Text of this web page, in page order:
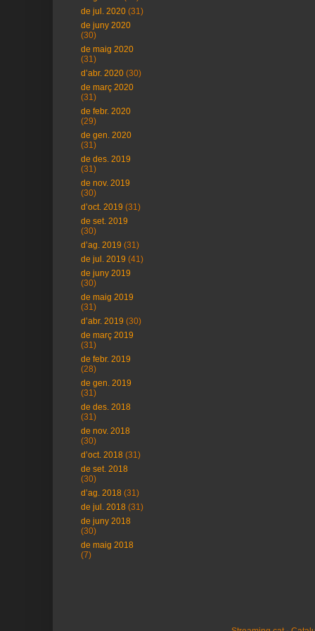
de jul. 2020 (31)
de juny 2020
(30)
de maig 2020
(31)
d’abr. 2020 (30)
de març 2020
(31)
de febr. 2020
(29)
de gen. 2020
(31)
de des. 2019
(31)
de nov. 2019
(30)
d’oct. 2019 (31)
de set. 2019
(30)
d’ag. 2019 (31)
de jul. 2019 (41)
de juny 2019
(30)
de maig 2019
(31)
d’abr. 2019 (30)
de març 2019
(31)
de febr. 2019
(28)
de gen. 2019
(31)
de des. 2018
(31)
de nov. 2018
(30)
d’oct. 2018 (31)
de set. 2018
(30)
d’ag. 2018 (31)
de jul. 2018 (31)
de juny 2018
(30)
de maig 2018
(7)